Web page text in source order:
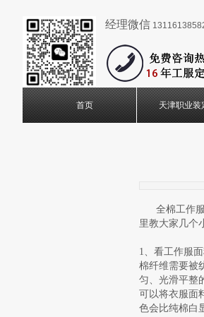
经理微信
首页 天津职业装
全棉工作服
里教大家几个
1、看工作服
棉纤维需要被
匀、光滑平整
可以将衣服面
色会比纯棉白